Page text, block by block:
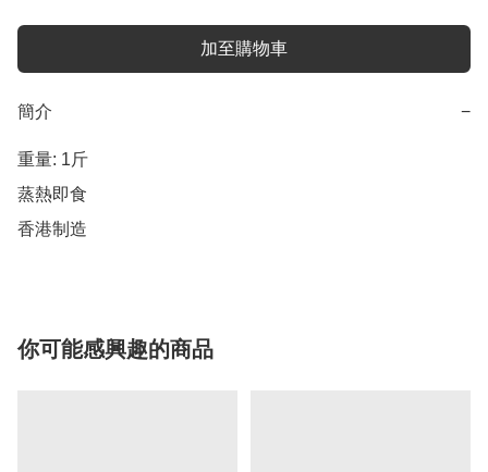
加至購物車
簡介 −
重量: 1斤
蒸熱即食
香港制造
你可能感興趣的商品